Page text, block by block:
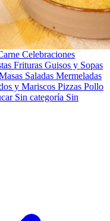
Celebraciones
Frituras Guisos y Sopas
Saladas Mermeladas
y Mariscos Pizzas Pollo
Sin categoría Sin